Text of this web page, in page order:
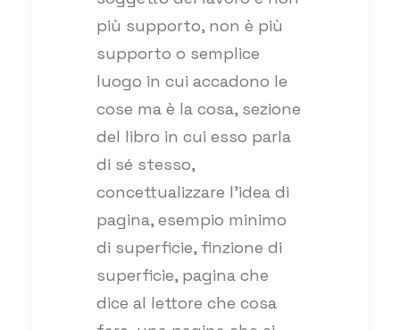
più supporto, non è più
supporto o semplice
luogo in cui accadono le
cose ma è la cosa, sezione
del libro in cui esso parla
di sé stesso,
concettualizzare l’idea di
pagina, esempio minimo
di superficie, finzione di
superficie, pagina che
dice al lettore che cosa